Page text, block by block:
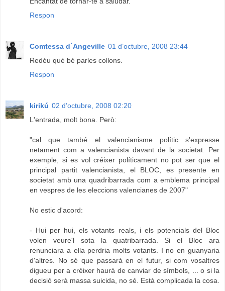
Respon
Comtessa d´Angeville 01 d’octubre, 2008 23:44
Redéu què bé parles collons.
Respon
kirikú 02 d’octubre, 2008 02:20
L'entrada, molt bona. Però:
"cal que també el valencianisme polític s'expresse
netament com a valencianista davant de la societat. Per
exemple, si es vol créixer políticament no pot ser que el
principal partit valencianista, el BLOC, es presente en
societat amb una quadribarrada com a emblema principal
en vespres de les eleccions valencianes de 2007"
No estic d'acord:
- Hui per hui, els votants reals, i els potencials del Bloc
volen veure'l sota la quatribarrada. Si el Bloc ara
renunciara a ella perdria molts votants. I no en guanyaria
d'altres. No sé que passarà en el futur, si com vosaltres
digueu per a créixer haurà de canviar de símbols, ... o si la
decisió serà massa suicida, no sé. Està complicada la cosa.